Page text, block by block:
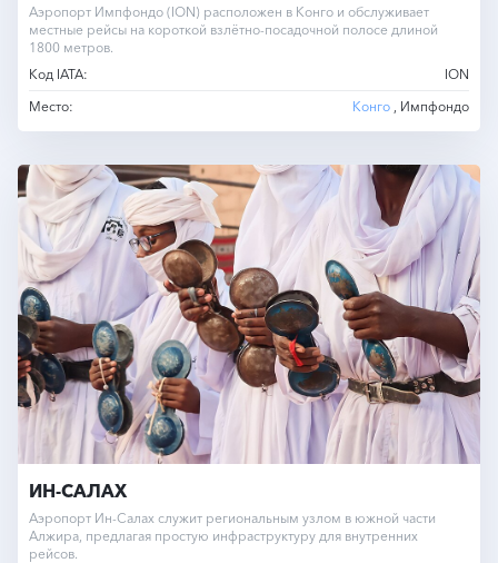
Аэропорт Импфондо (ION) расположен в Конго и обслуживает
местные рейсы на короткой взлётно-посадочной полосе длиной
1800 метров.
Код IATA:
ION
Место:
Конго , Импфондо
ИН-САЛАХ
Аэропорт Ин-Салах служит региональным узлом в южной части
Алжира, предлагая простую инфраструктуру для внутренних
рейсов.